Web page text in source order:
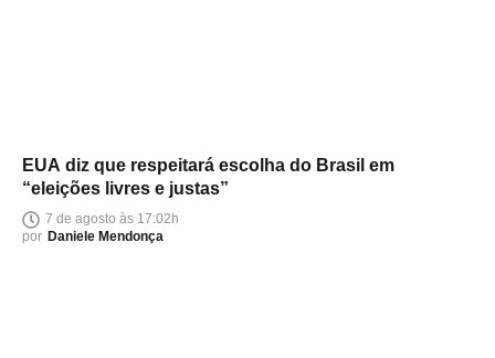
EUA diz que respeitará escolha do Brasil em
“eleições livres e justas”
7 de agosto às 17:02h
por Daniele Mendonça